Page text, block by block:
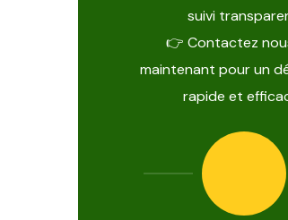
suivi
👉 Contactez
maintenant pour un
rapide et